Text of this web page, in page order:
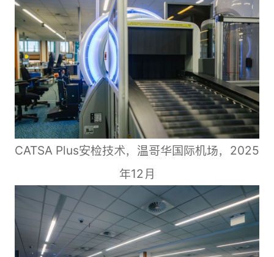
CATSA Plus安检技术，温哥华国际机场，2025
年12月